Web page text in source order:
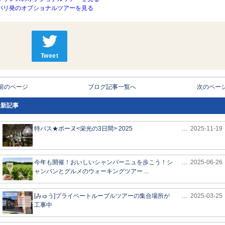
リ発のオプショナルツアーを見る
Tweet
のページ ブログ記事一覧へ 次のペー
記事
特バス★ボーヌ<栄光の3日間> 2025 … 2025-11-19
今年も開催！おいしいシャンパーニュを歩こう！シ
ャンパンとグルメのウォーキングツアー ...
… 2025-06-26
[みゅう]プライベートルーブルツアーの集合場所が
工事中
… 2025-03-25